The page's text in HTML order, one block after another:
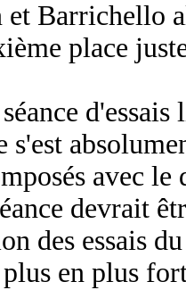
et Barrichello
place
s'est
avec le
devrait
des essais
en plus